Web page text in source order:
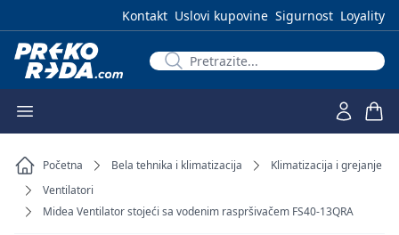
Kontakt Uslovi kupovine Sigurnost Loyality
Početna Bela tehnika i klimatizacija
Klimatizacija i grejanje
Ventilatori
Midea Ventilator stojeći sa vodenim raspršivačem FS40-13QRA